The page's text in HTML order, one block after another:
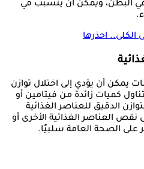
في البطن، ويمكن أن يتسبب في
الكلى.. احذرها
يمكن أن يؤدي إلى اختلال توازن
كميات زائدة من فيتامين أو
الدقيق للعناصر الغذائية
العناصر الغذائية الأخرى أو
على الصحة العامة سلبيًا.